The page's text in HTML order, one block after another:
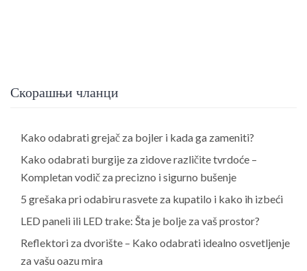
Скорашњи чланци
Kako odabrati grejač za bojler i kada ga zameniti?
Kako odabrati burgije za zidove različite tvrdoće –
Kompletan vodič za precizno i sigurno bušenje
5 grešaka pri odabiru rasvete za kupatilo i kako ih izbeći
LED paneli ili LED trake: Šta je bolje za vaš prostor?
Reflektori za dvorište – Kako odabrati idealno osvetljenje
za vašu oazu mira